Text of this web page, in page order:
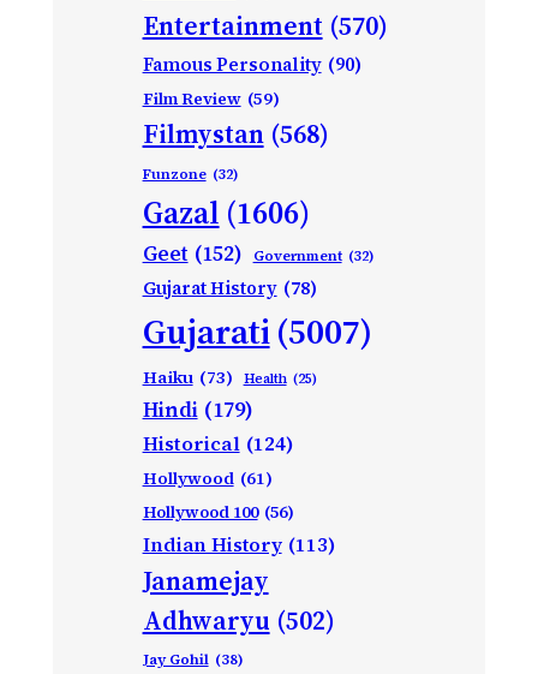
Entertainment (570)
Famous Personality (90)
Film Review (59)
Filmystan (568)
Funzone (32)
Gazal (1606)
Geet (152) Government (32)
Gujarat History (78)
Gujarati(5007)
Haiku (73) Health (25)
Hindi (179)
Historical (124)
Hollywood (61)
Hollywood 100 (56)
Indian History (113)
Janamejay
Adhwaryu (502)
Jay Gohil (38)